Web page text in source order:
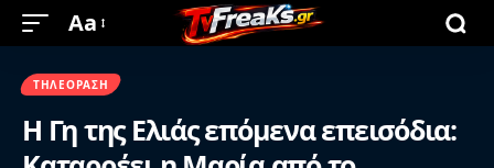
Aa
ΤΗΛΕΌΡΑΣΗ
Η Γη της Ελιάς επόμενα επεισόδια: